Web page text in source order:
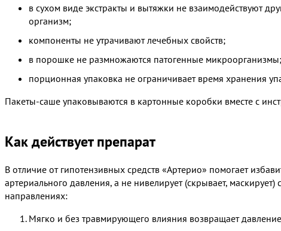
в сухом виде экстракты и вытяжки не взаимодействуют
организм;
компоненты не утрачивают лечебных свойств;
в порошке не размножаются патогенные микроорганизмы;
порционная упаковка не ограничивает время хранения
Пакеты-саше упаковываются в картонные коробки вместе с
Как действует препарат
В отличие от гипотензивных средств «Артерио» помогает
артериального давления, а не нивелирует (скрывает,
направлениях:
Мягко и без травмирующего влияния возвращает